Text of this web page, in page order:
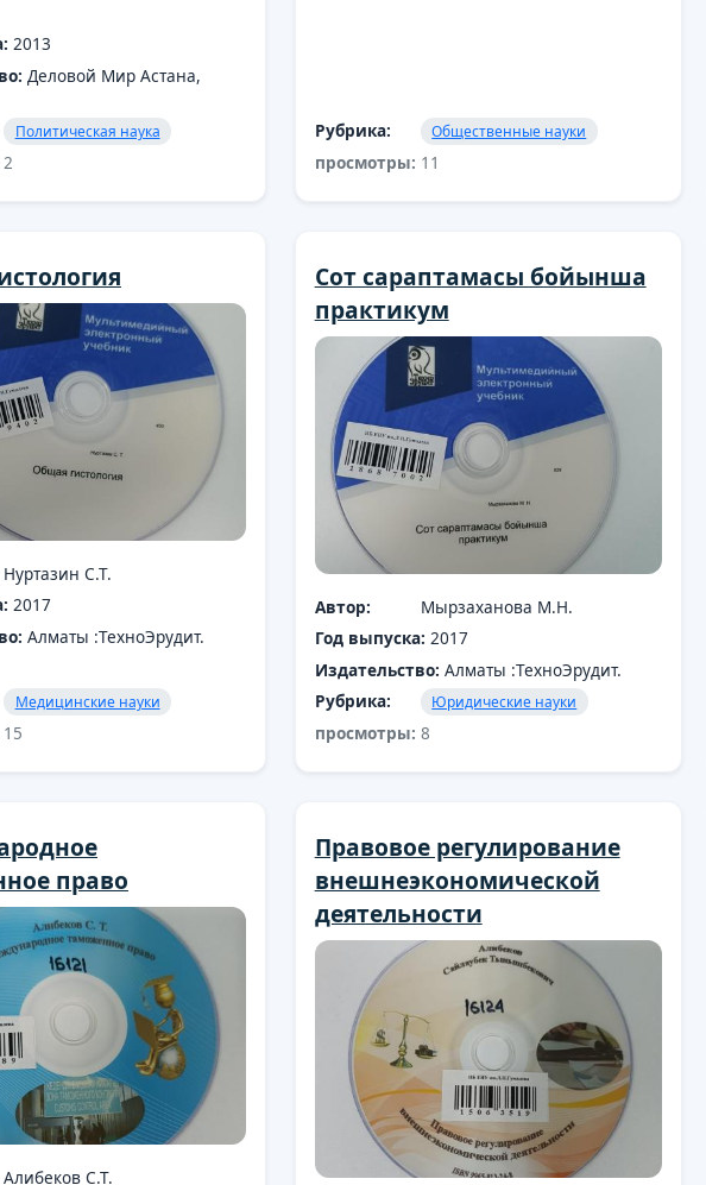
2013
Деловой Мир Астана,
Политическая наука
2
Рубрика: Общественные науки
просмотры: 11
Нуртазин С.Т.
2017
Алматы :ТехноЭрудит.
Медицинские науки
15
Сот сараптамасы бойынша
практикум
Автор:
Мырзаханова М.Н.
Год выпуска: 2017
Издательство: Алматы :ТехноЭрудит.
Рубрика:
Юридические науки
просмотры: 8
право
Алибеков С.Т.
Правовое регулирование
внешнеэкономической
деятельности